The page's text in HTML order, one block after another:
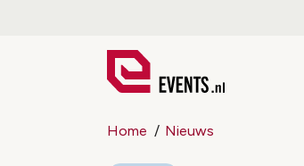
Home Nieuws